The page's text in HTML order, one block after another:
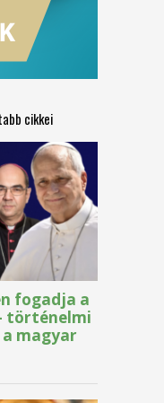
cikkei